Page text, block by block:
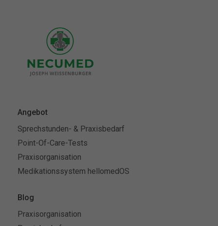
Angebot
Sprechstunden- & Praxisbedarf
Point-Of-Care-Tests
Praxisorganisation
Medikationssystem hellomedOS
Blog
Praxisorganisation